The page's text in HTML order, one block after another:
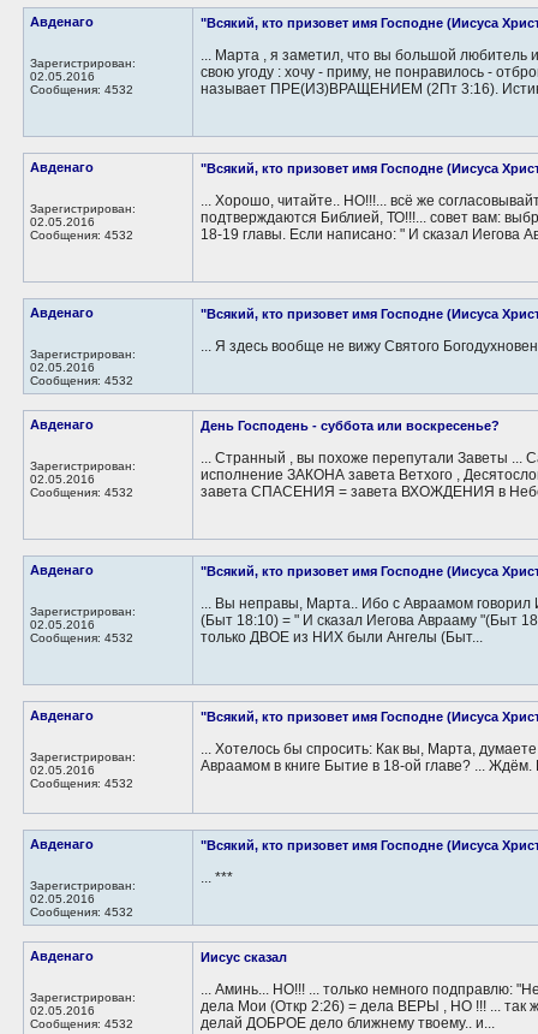
Авденаго
Зарегистрирован:
02.05.2016
Сообщения: 4532
"Всякий, кто призовет имя Господне (Иисуса
... Марта , я заметил, что вы большой любитель
свою угоду : хочу - приму, не понравилось -
называет ПРЕ(ИЗ)ВРАЩЕНИЕМ (2Пт 3:16).
Авденаго
Зарегистрирован:
02.05.2016
Сообщения: 4532
"Всякий, кто призовет имя Господне (Иисуса
... Хорошо, читайте.. НО!!!... всё же
подтверждаются Библией, ТО!!!... совет вам:
18-19 главы. Если написано: " И сказал Иегова
Авденаго
Зарегистрирован:
02.05.2016
Сообщения: 4532
"Всякий, кто призовет имя Господне (Иисуса
... Я здесь вообще не вижу Святого
Авденаго
Зарегистрирован:
02.05.2016
Сообщения: 4532
День Господень - суббота или воскресенье?
... Странный , вы похоже перепутали Заветы ...
исполнение ЗАКОНА завета Ветхого ,
завета СПАСЕНИЯ = завета ВХОЖДЕНИЯ в
Авденаго
Зарегистрирован:
02.05.2016
Сообщения: 4532
"Всякий, кто призовет имя Господне (Иисуса
... Вы неправы, Марта.. Ибо с Авраамом говорил
(Быт 18:10) = " И сказал Иегова Аврааму
только ДВОЕ из НИХ были Ангелы (Быт...
Авденаго
Зарегистрирован:
02.05.2016
Сообщения: 4532
"Всякий, кто призовет имя Господне (Иисуса
... Хотелось бы спросить: Как вы, Марта,
Авраамом в книге Бытие в 18-ой главе? ...
Авденаго
Зарегистрирован:
02.05.2016
Сообщения: 4532
"Всякий, кто призовет имя Господне (Иисуса
... ***
Авденаго
Зарегистрирован:
02.05.2016
Сообщения: 4532
Иисус сказал
... Аминь... НО!!! ... только немного подправлю:
дела Мои (Откр 2:26) = дела ВЕРЫ , НО !!! ...
делай ДОБРОЕ дело ближнему твоему.. и...